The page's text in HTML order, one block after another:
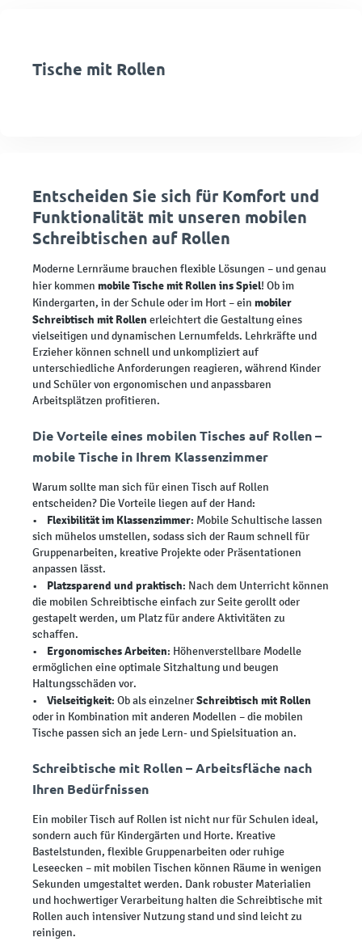
Tische mit Rollen
Entscheiden Sie sich für Komfort und
Funktionalität mit unseren mobilen
Schreibtischen auf Rollen
Moderne Lernräume brauchen flexible Lösungen – und genau
hier kommen mobile Tische mit Rollen ins Spiel! Ob im
Kindergarten, in der Schule oder im Hort – ein mobiler
Schreibtisch mit Rollen erleichtert die Gestaltung eines
vielseitigen und dynamischen Lernumfelds. Lehrkräfte und
Erzieher können schnell und unkompliziert auf
unterschiedliche Anforderungen reagieren, während Kinder
und Schüler von ergonomischen und anpassbaren
Arbeitsplätzen profitieren.
Die Vorteile eines mobilen Tisches auf Rollen –
mobile Tische in Ihrem Klassenzimmer
Warum sollte man sich für einen Tisch auf Rollen
entscheiden? Die Vorteile liegen auf der Hand:
• Flexibilität im Klassenzimmer: Mobile Schultische lassen
sich mühelos umstellen, sodass sich der Raum schnell für
Gruppenarbeiten, kreative Projekte oder Präsentationen
anpassen lässt.
• Platzsparend und praktisch: Nach dem Unterricht können
die mobilen Schreibtische einfach zur Seite gerollt oder
gestapelt werden, um Platz für andere Aktivitäten zu
schaffen.
• Ergonomisches Arbeiten: Höhenverstellbare Modelle
ermöglichen eine optimale Sitzhaltung und beugen
Haltungsschäden vor.
• Vielseitigkeit: Ob als einzelnerSchreibtisch mit Rollen
oder in Kombination mit anderen Modellen – die mobilen
Tische passen sich an jede Lern- und Spielsituation an.
Schreibtische mit Rollen – Arbeitsfläche nach
Ihren Bedürfnissen
Ein mobiler Tisch auf Rollen ist nicht nur für Schulen ideal,
sondern auch für Kindergärten und Horte. Kreative
Bastelstunden, flexible Gruppenarbeiten oder ruhige
Leseecken – mit mobilen Tischen können Räume in wenigen
Sekunden umgestaltet werden. Dank robuster Materialien
und hochwertiger Verarbeitung halten die Schreibtische mit
Rollen auch intensiver Nutzung stand und sind leicht zu
reinigen.